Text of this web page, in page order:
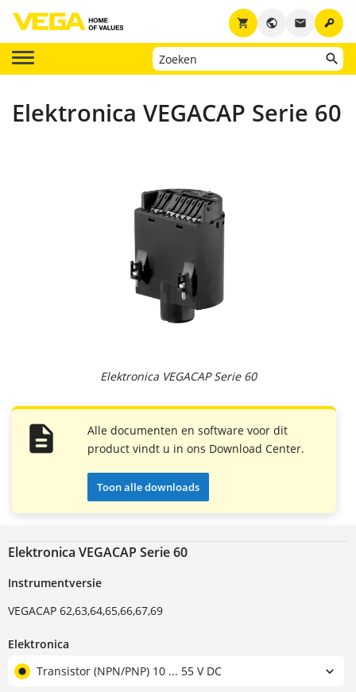
key
email
public
shopping_cart
Elektronica VEGACAP Serie 60
Elektronica VEGACAP Serie 60
Alle documenten en software voor dit
product vindt u in ons Download Center.
Toon alle downloads
Elektronica VEGACAP Serie 60
Instrumentversie
VEGACAP 62,63,64,65,66,67,69
Elektronica
Transistor (NPN/PNP) 10 ... 55 V DC